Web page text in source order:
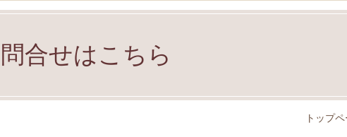
合せはこちら
トップ